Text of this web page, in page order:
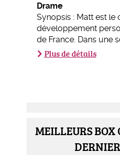
Drame
Synopsis : Matt est le
développement
de France. Dans une
Plus de détails
MEILLEURS BOX